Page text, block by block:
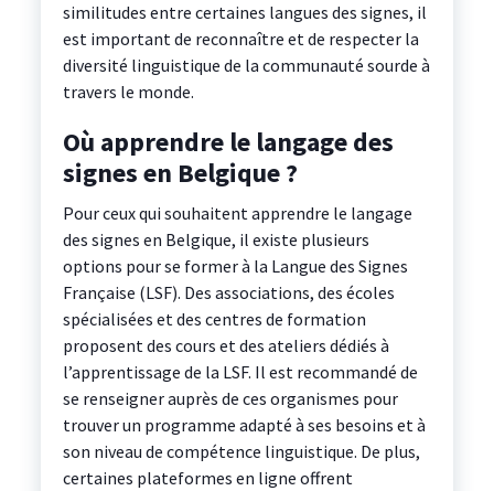
similitudes entre certaines langues des signes, il
est important de reconnaître et de respecter la
diversité linguistique de la communauté sourde à
travers le monde.
Où apprendre le langage des
signes en Belgique ?
Pour ceux qui souhaitent apprendre le langage
des signes en Belgique, il existe plusieurs
options pour se former à la Langue des Signes
Française (LSF). Des associations, des écoles
spécialisées et des centres de formation
proposent des cours et des ateliers dédiés à
l’apprentissage de la LSF. Il est recommandé de
se renseigner auprès de ces organismes pour
trouver un programme adapté à ses besoins et à
son niveau de compétence linguistique. De plus,
certaines plateformes en ligne offrent